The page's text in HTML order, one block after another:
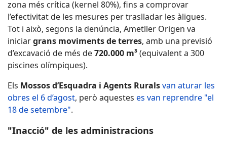
zona més crítica (kernel 80%), fins a comprovar
l’efectivitat de les mesures per traslladar les àligues.
Tot i això, segons la denúncia, Ametller Origen va
iniciargrans moviments de terres, amb una previsió
d’excavació de més de720.000 m³(equivalent a 300
piscines olímpiques).
Els Mossos d’Esquadra i Agents Ruralsvan aturar les
obres el 6 d’agost, però aquestes es van reprendre "el
18 de setembre".
"Inacció" de les administracions